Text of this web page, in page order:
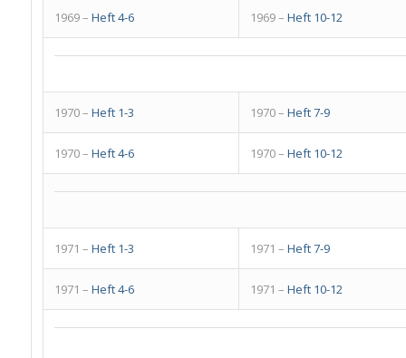
1969 – Heft 4-6 1969 – Heft 10-12
1970 – Heft 1-3 1970 – Heft 7-9
1970 – Heft 4-6 1970 – Heft 10-12
1971 – Heft 1-3 1971 – Heft 7-9
1971 – Heft 4-6 1971 – Heft 10-12